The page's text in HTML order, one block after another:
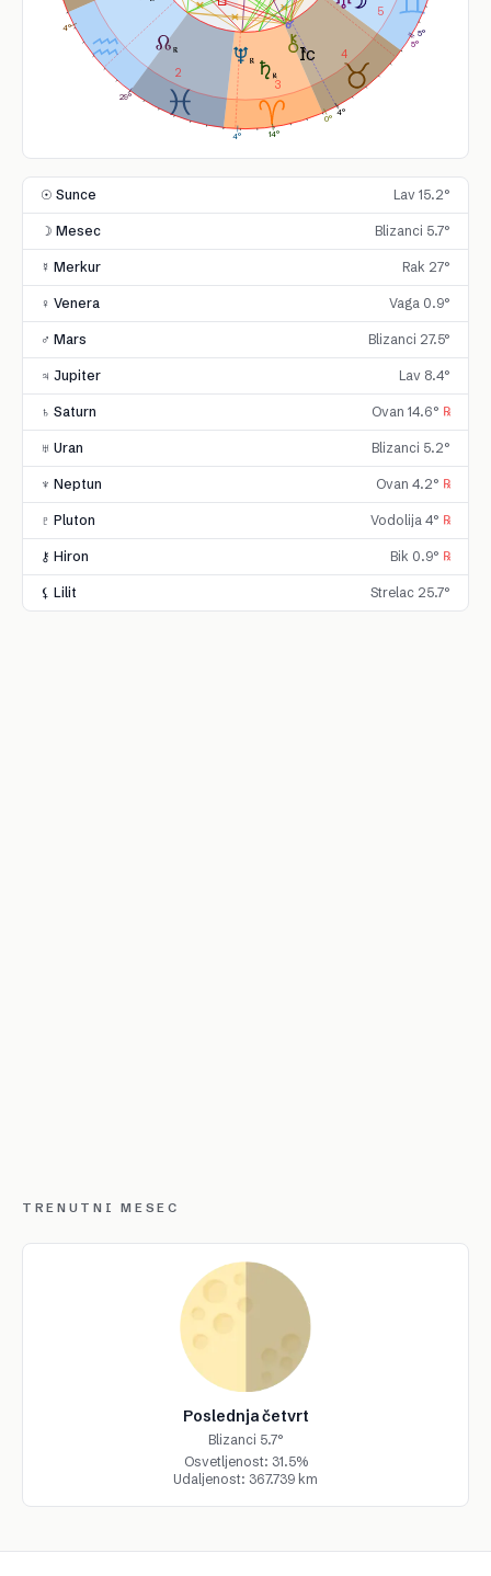
2
3
4
5
5°
14°
5°
4°
4°
29°
0°
4°
☉ Sunce Lav 15.2°
☽ Mesec Blizanci 5.7°
☿ Merkur Rak 27°
♀ Venera Vaga 0.9°
♂ Mars Blizanci 27.5°
♃ Jupiter Lav 8.4°
♄ Saturn Ovan 14.6° ℞
♅ Uran Blizanci 5.2°
♆ Neptun Ovan 4.2° ℞
♇ Pluton Vodolija 4° ℞
⚷ Hiron Bik 0.9° ℞
⚸ Lilit Strelac 25.7°
TRENUTNI MESEC
Poslednja četvrt
Blizanci 5.7°
Osvetljenost: 31.5%
Udaljenost: 367.739 km